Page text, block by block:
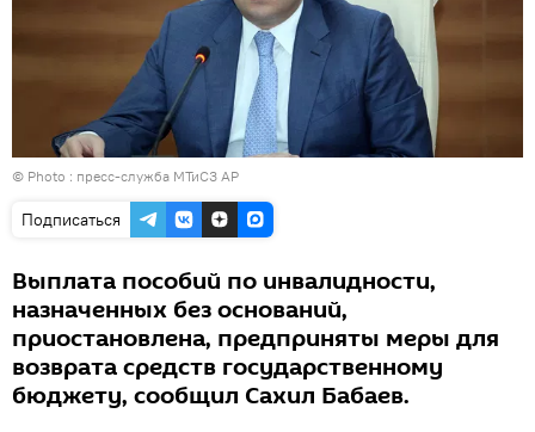
© Photo : пресс-служба МТиСЗ АР
Подписаться
Выплата пособий по инвалидности,
назначенных без оснований,
приостановлена, предприняты меры для
возврата средств государственному
бюджету, сообщил Сахил Бабаев.